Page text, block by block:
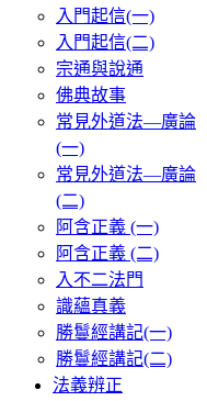
入門起信(一)
入門起信(二)
宗通與說通
佛典故事
常見外道法—廣論
(一)
常見外道法—廣論
(二)
阿含正義 (一)
阿含正義 (二)
入不二法門
識蘊真義
勝鬘經講記(一)
勝鬘經講記(二)
法義辨正